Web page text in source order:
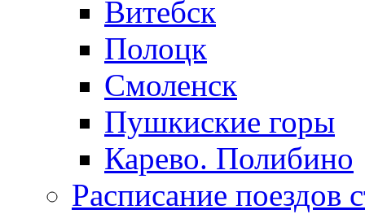
Витебск
Полоцк
Смоленск
Пушкиские горы
Карево. Полибино
Расписание поездов